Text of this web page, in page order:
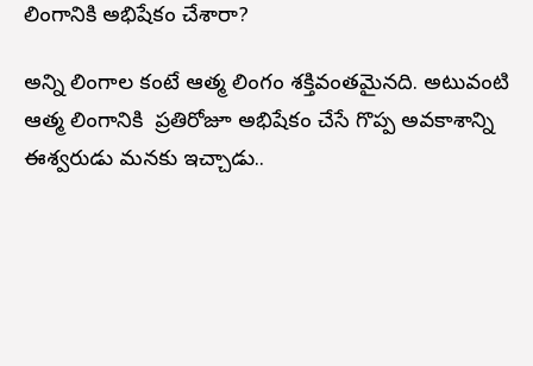
లింగానికి అభిషేకం చేశారా?
అన్ని లింగాల కంటే ఆత్మ లింగం శక్తివంతమైనది. అటువంటి
ఆత్మ లింగానికి ప్రతిరోజూ అభిషేకం చేసే గొప్ప అవకాశాన్ని
ఈశ్వరుడు మనకు ఇచ్చాడు..